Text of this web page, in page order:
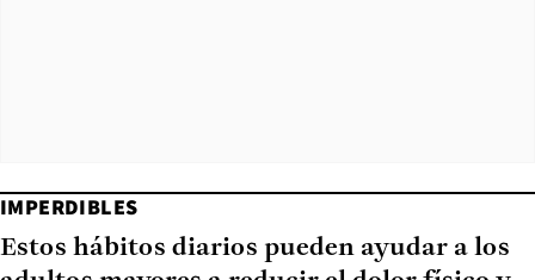
IMPERDIBLES
Estos hábitos diarios pueden ayudar a los